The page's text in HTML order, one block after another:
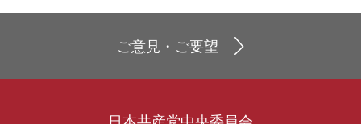
ご意見・ご要望